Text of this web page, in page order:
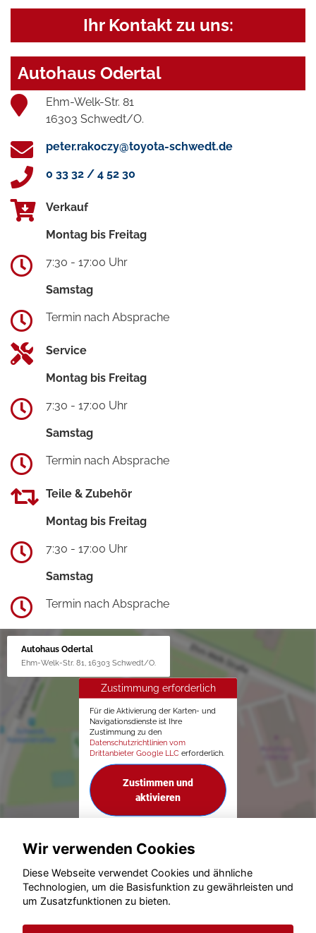
Ihr Kontakt zu uns:
Autohaus Odertal
Ehm-Welk-Str. 81
16303 Schwedt/O.
peter.rakoczy@toyota-schwedt.de
0 33 32 / 4 52 30
Verkauf
Montag bis Freitag
7:30 - 17:00 Uhr
Samstag
Termin nach Absprache
Service
Montag bis Freitag
7:30 - 17:00 Uhr
Samstag
Termin nach Absprache
Teile & Zubehör
Montag bis Freitag
7:30 - 17:00 Uhr
Samstag
Termin nach Absprache
Autohaus Odertal
Ehm-Welk-Str. 81, 16303 Schwedt/O.
Zustimmung erforderlich
Für die Aktivierung der Karten- und
Navigationsdienste ist Ihre
Zustimmung zu den
Datenschutzrichtlinien vom
Drittanbieter Google LLC erforderlich.
Zustimmen und
aktivieren
© konjunkturmotor.de GmbH 2020 - 2026
Wir verwenden Cookies
Diese Webseite verwendet Cookies und ähnliche
Technologien, um die Basisfunktion zu gewährleisten und
um Zusatzfunktionen zu bieten.